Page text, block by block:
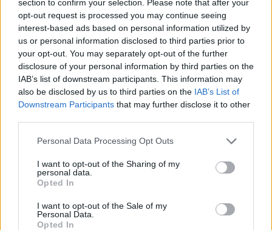
section to confirm your selection. Please note that after your
opt-out request is processed you may continue seeing
interest-based ads based on personal information utilized by
us or personal information disclosed to third parties prior to
your opt-out. You may separately opt-out of the further
disclosure of your personal information by third parties on the
IAB’s list of downstream participants. This information may
also be disclosed by us to third parties on the IAB’s List of
Downstream Participants that may further disclose it to other
Please note that this website/app uses one or more Google
not limited to your visit or usage behaviour. You may click to
grant or deny consent to Google and its third-party tags to
use your data for below specified purposes in below Google
consent section.
Personal Data Processing Opt Outs
I want to opt-out of the Sharing of my
personal data.
Opted In
I want to opt-out of the Sale of my
Personal Data.
Opted In
Ο διευθύνων σύμβουλος της εταιρείας δήλωσε ότι η
απόφαση αυτή δεν ελήφθη «ελαφρά τη καρδία», αλλά
«ήταν απαραίτητη από οικονομικής άποψης».Η εν λόγω
μονάδα στη Δρέσδηείχε εξελιχθεί από το 2016 σε
σύμβολο των προσπαθειών εξηλεκτρισμού της
γκάμας της εταιρείας.
Οι εγκαταστάσεις αναμένεται να ενοικιαστούν από το
Πανεπιστήμιο Τεχνολογίας της Δρέσδης, με σκοπό τη
δημιουργία ενός ερευνητικού campus με αντικείμενο την
περαιτέρω εξέλιξη εφαρμογών τεχνητής νοημοσύνης, της